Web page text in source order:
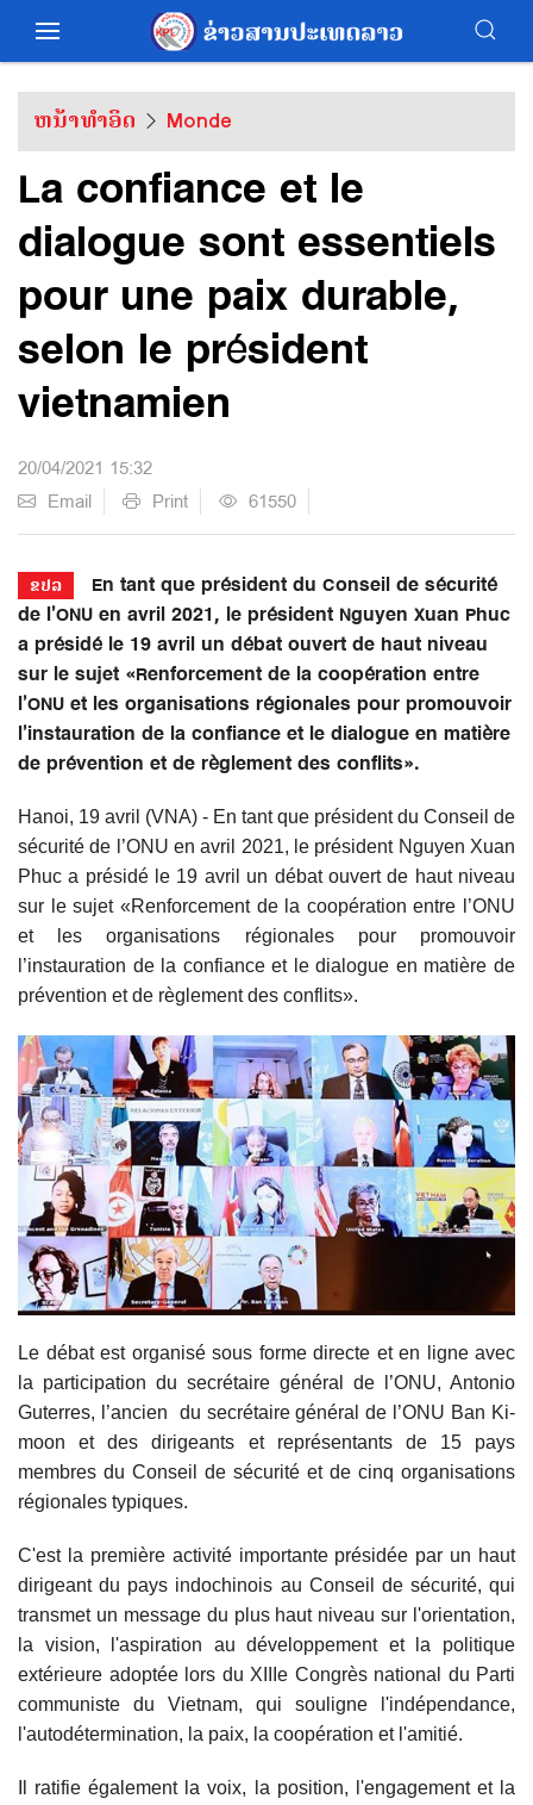
ຫນ້າທຳອິດ Monde
La confiance et le
dialogue sont essentiels
pour une paix durable,
selon le président
vietnamien
20/04/2021 15:32
Email
Print 61550
ຂປລ
En tant que président du Conseil de sécurité
de l’ONU en avril 2021, le président Nguyen Xuan Phuc
a présidé le 19 avril un débat ouvert de haut niveau
sur le sujet «Renforcement de la coopération entre
l’ONU et les organisations régionales pour promouvoir
l’instauration de la confiance et le dialogue en matière
de prévention et de règlement des conflits».
Hanoi, 19 avril (VNA) - En tant que président du Conseil de
sécurité de l’ONU en avril 2021, le président Nguyen Xuan
Phuc a présidé le 19 avril un débat ouvert de haut niveau
sur le sujet «Renforcement de la coopération entre l’ONU
et les organisations régionales pour promouvoir
l’instauration de la confiance et le dialogue en matière de
prévention et de règlement des conflits».
Le débat est organisé sous forme directe et en ligne avec
la participation du secrétaire général de l’ONU, Antonio
Guterres, l’ancien
du secrétaire général de l’ONU Ban Ki-
moon et des dirigeants et représentants de 15 pays
membres du Conseil de sécurité et de cinq organisations
régionales typiques.
C'est la première activité importante présidée par un haut
dirigeant du pays indochinois au Conseil de sécurité, qui
transmet un message du plus haut niveau sur l'orientation,
la vision, l'aspiration au développement et la politique
extérieure adoptée lors du XIIIe Congrès national du Parti
communiste du Vietnam, qui souligne l'indépendance,
l'autodétermination, la paix, la coopération et l'amitié.
Il ratifie également la voix, la position, l'engagement et la